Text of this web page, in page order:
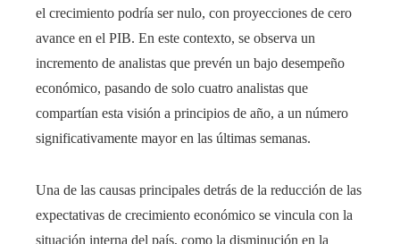
el crecimiento podría ser nulo, con proyecciones de cero
avance en el PIB. En este contexto, se observa un
incremento de analistas que prevén un bajo desempeño
económico, pasando de solo cuatro analistas que
compartían esta visión a principios de año, a un número
significativamente mayor en las últimas semanas.
Una de las causas principales detrás de la reducción de las
expectativas de crecimiento económico se vincula con la
situación interna del país, como la disminución en la